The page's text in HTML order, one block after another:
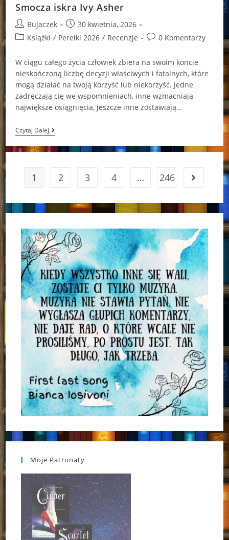
Smocza iskra Ivy Asher
Post
author:
Bujaczek
Post
published:
30 kwietnia, 2026
PostKsiążki / Perełki 2026 / Recenzje
Post0 Komentarzy
W ciągu całego życia człowiek zbiera na swoim koncie
nieskończoną liczbę decyzji właściwych i fatalnych, które
mogą działać na twoją korzyść lub niekorzyść. Jedne
zadręczają cię we wspomnieniach, inne wzmacniają
największe osiągnięcia, jeszcze inne zostawiają…
Czytaj DalejSmocza
Iskra
Ivy
Asher
1 2 3 4 … 246 Go to the
Moje Patronaty